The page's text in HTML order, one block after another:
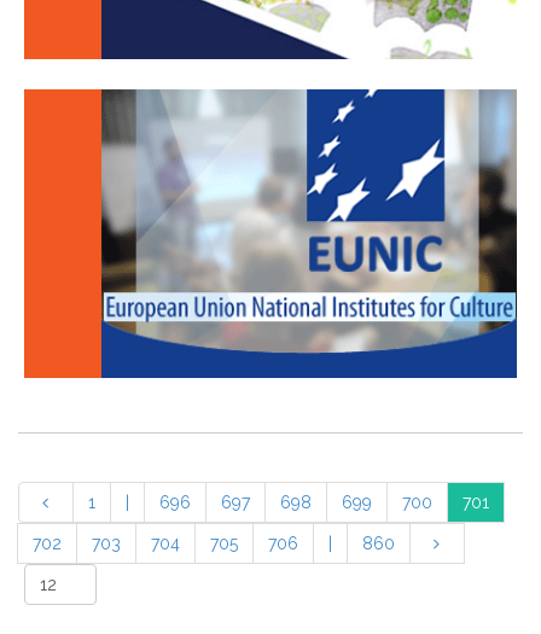
1 696 697 698 699 700 701
702 703 704 705 706 860